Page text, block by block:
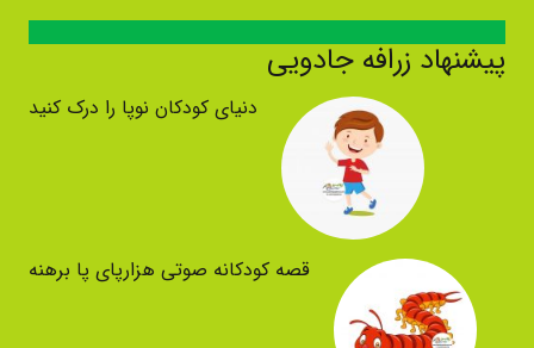
پیشنهاد زرافه جادویی
دنیای کودکان نوپا را درک کنید
قصه کودکانه صوتی هزارپای پا برهنه